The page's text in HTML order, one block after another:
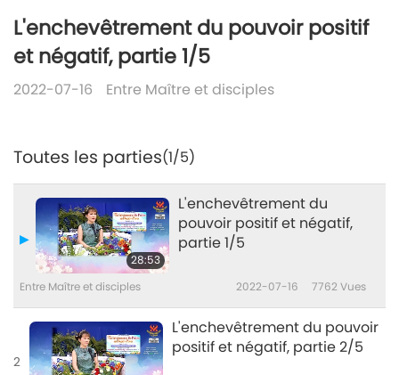
L'enchevêtrement du pouvoir positif
et négatif, partie 1/5
2022-07-16 Entre Maître et disciples
Toutes les parties(1/5)
28:53
L'enchevêtrement du
pouvoir positif et négatif,
partie 1/5
Entre Maître et disciples 2022-07-16 7762Vues
2
L'enchevêtrement du pouvoir
positif et négatif, partie 2/5